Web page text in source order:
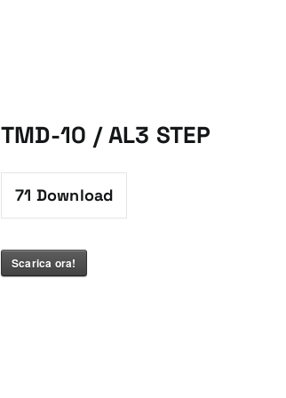
TMD-10 / AL3 STEP
71 Download
Scarica ora!